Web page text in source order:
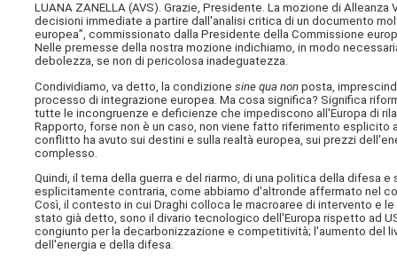
LUANA ZANELLA (AVS). Grazie, Presidente. La mozione di
decisioni immediate a partire dall'analisi critica di un documento
europea”, commissionato dalla Presidente della Commissione
Nelle premesse della nostra mozione indichiamo, in modo
debolezza, se non di pericolosa inadeguatezza.
Condividiamo, va detto, la condizionesine qua non posta,
processo di integrazione europea. Ma cosa significa? Significa
tutte le incongruenze e deficienze che impediscono all'Europa di
Rapporto, forse non è un caso, non viene fatto riferimento
conflitto ha avuto sui destini e sulla realtà europea, sui prezzi
complesso.
Quindi, il tema della guerra e del riarmo, di una politica della difesa
esplicitamente contraria, come abbiamo d'altronde affermato nel
Così, il contesto in cui Draghi colloca le macroaree di intervento e
stato già detto, sono il divario tecnologico dell'Europa rispetto ad
congiunto per la decarbonizzazione e competitività; l'aumento del
dell'energia e della difesa.